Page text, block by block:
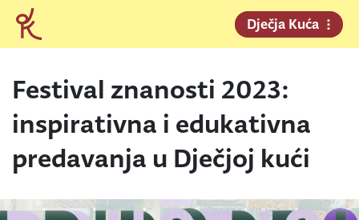
Dječja Kuća
Festival znanosti 2023:
inspirativna i edukativna
predavanja u Dječjoj kući